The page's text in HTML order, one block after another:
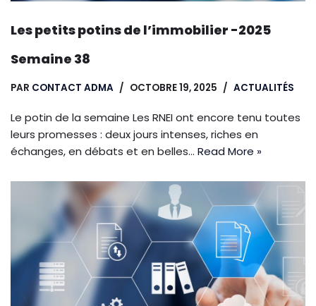
Les petits potins de l’immobilier -2025
Semaine 38
PAR CONTACT ADMA OCTOBRE 19, 2025 ACTUALITÉS
Le potin de la semaine Les RNEI ont encore tenu toutes
leurs promesses : deux jours intenses, riches en
échanges, en débats et en belles… Read More »